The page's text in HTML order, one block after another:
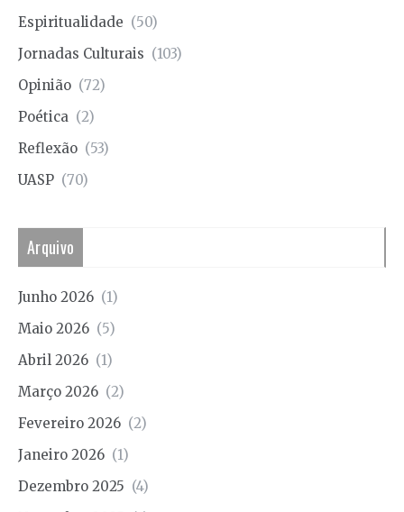
Espiritualidade (50)
Jornadas Culturais (103)
Opinião (72)
Poética (2)
Reflexão (53)
UASP (70)
Arquivo
Junho 2026 (1)
Maio 2026 (5)
Abril 2026 (1)
Março 2026 (2)
Fevereiro 2026 (2)
Janeiro 2026 (1)
Dezembro 2025 (4)